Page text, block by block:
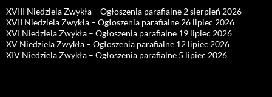
XVIII Niedziela Zwykła – Ogłoszenia parafialne 2 sierpień 2026
XVII Niedziela Zwykła – Ogłoszenia parafialne 26 lipiec 2026
XVI Niedziela Zwykła – Ogłoszenia parafialne 19 lipiec 2026
XV Niedziela Zwykła – Ogłoszenia parafialne 12 lipiec 2026
XIV Niedziela Zwykła – Ogłoszenia parafialne 5 lipiec 2026